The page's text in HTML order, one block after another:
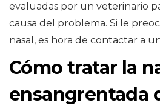
evaluadas por un veterinario
causa del problema. Si le
nasal, es hora de contactar a
Cómo tratar la
ensangrentada